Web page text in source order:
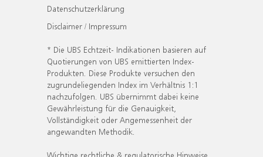
Datenschutzerklärung
Disclaimer / Impressum
* Die UBS Echtzeit- Indikationen basieren auf
Quotierungen von UBS emittierten Index-
Produkten. Diese Produkte versuchen den
zugrundeliegenden Index im Verhältnis 1:1
nachzufolgen. UBS übernimmt dabei keine
Gewährleistung für die Genauigkeit,
Vollständigkeit oder Angemessenheit der
angewandten Methodik.